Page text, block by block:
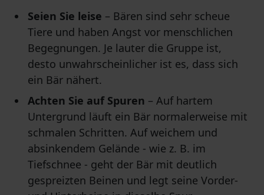
Seien Sie leise – Bären sind sehr scheue
Tiere und haben Angst vor menschlichen
Begegnungen. Je lauter die Gruppe ist,
desto unwahrscheinlicher ist es, dass sich
ein Bär nähert.
Achten Sie auf Spuren – Auf hartem
Untergrund läuft ein Bär normalerweise mit
schmalen Schritten. Auf weichem und
absinkendem Gelände - wie z. B. im
Tiefschnee - geht der Bär mit deutlich
gespreizten Beinen und legt seine Vorder-